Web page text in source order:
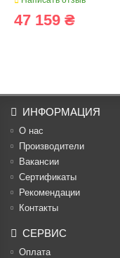
47 159 ₴
ИНФОРМАЦИЯ
О нас
Производители
Вакансии
Cертификаты
Рекомендации
Контакты
СЕРВИС
Оплата